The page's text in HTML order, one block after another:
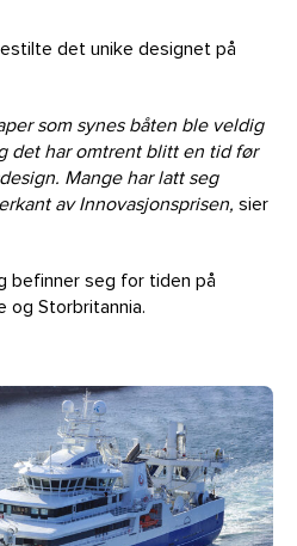
det unike designet på
som synes båten ble veldig
det har omtrent blitt en tid før
Mange har latt seg
av Innovasjonsprisen, sier
befinner seg for tiden på
og Storbritannia.